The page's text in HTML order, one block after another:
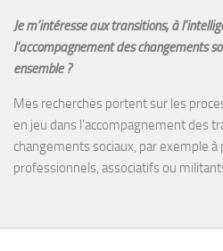
Je m’intéresse aux transitions, à
l’accompagnement des changements
ensemble ?
Mes recherches portent sur les
en jeu dans l’accompagnement des
changements sociaux, par exemple à
professionnels, associatifs ou